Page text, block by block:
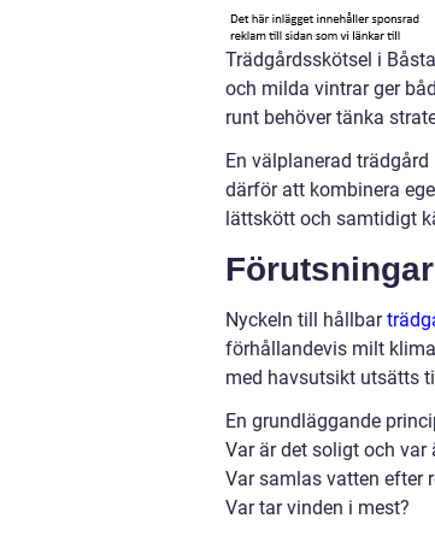
Trädgårdsskötsel i
och milda vintrar ger
runt behöver tänka
En välplanerad
därför att kombinera
lättskött och samtidigt
Nyckeln till hållbar
förhållandevis milt
med havsutsikt utsätts
En grundläggande
Var är det soligt och var
Var samlas vatten efter
Var tar vinden i mest?